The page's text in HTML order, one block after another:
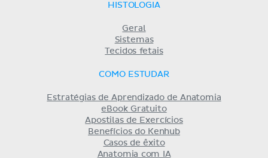
HISTOLOGIA
Geral
Sistemas
Tecidos fetais
COMO ESTUDAR
Estratégias de Aprendizado de Anatomia
eBook Gratuito
Apostilas de Exercícios
Benefícios do Kenhub
Casos de êxito
Anatomia com IA